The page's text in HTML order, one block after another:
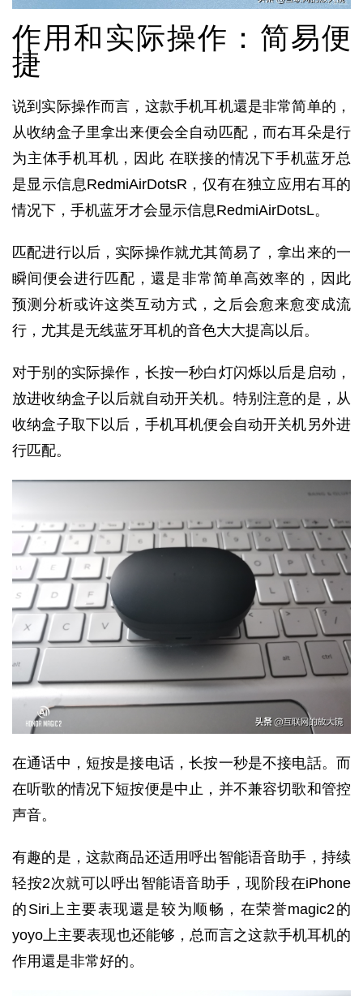
作用和实际操作：简易便
捷
说到实际操作而言，这款手机耳机還是非常简单的，
从收纳盒子里拿出来便会全自动匹配，而右耳朵是行
为主体手机耳机，因此 在联接的情况下手机蓝牙总
是显示信息RedmiAirDotsR，仅有在独立应用右耳的
情况下，手机蓝牙才会显示信息RedmiAirDotsL。
匹配进行以后，实际操作就尤其简易了，拿出来的一
瞬间便会进行匹配，還是非常简单高效率的，因此
预测分析或许这类互动方式，之后会愈来愈变成流
行，尤其是无线蓝牙耳机的音色大大提高以后。
对于别的实际操作，长按一秒白灯闪烁以后是启动，
放进收纳盒子以后就自动开关机。特别注意的是，从
收纳盒子取下以后，手机耳机便会自动开关机另外进
行匹配。
在通话中，短按是接电话，长按一秒是不接电話。而
在听歌的情况下短按便是中止，并不兼容切歌和管控
声音。
有趣的是，这款商品还适用呼出智能语音助手，持续
轻按2次就可以呼出智能语音助手，现阶段在iPhone
的Siri上主要表现還是较为顺畅，在荣誉magic2的
yoyo上主要表现也还能够，总而言之这款手机耳机的
作用還是非常好的。